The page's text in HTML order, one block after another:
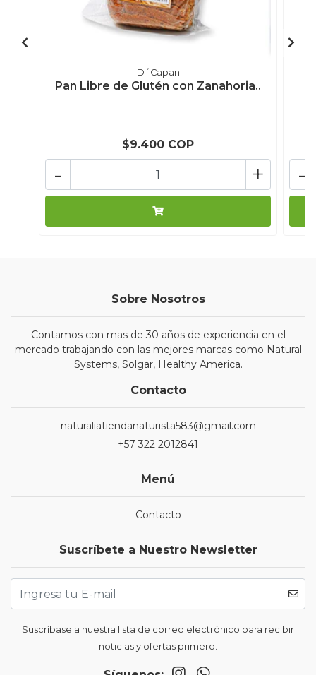
D´Capan
Pan Libre de Glutén con Zanahoria..
$9.400 COP
+
- -
Sobre Nosotros
Contamos con mas de 30 años de experiencia en el
mercado trabajando con las mejores marcas como Natural
Systems, Solgar, Healthy America.
Contacto
naturaliatiendanaturista583@gmail.com
+57 322 2012841
Menú
Contacto
Suscríbete a Nuestro Newsletter
Suscríbase a nuestra lista de correo electrónico para recibir
noticias y ofertas primero.